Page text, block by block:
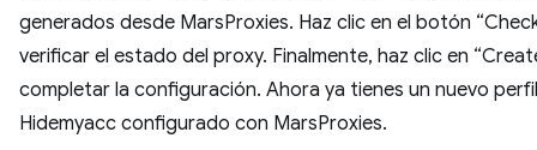
generados desde MarsProxies. Haz clic en el botón
verificar el estado del proxy. Finalmente, haz clic en
completar la configuración. Ahora ya tienes un nuevo
Hidemyacc configurado con MarsProxies.